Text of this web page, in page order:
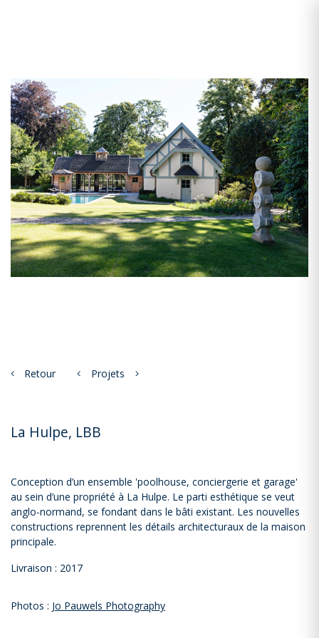
Retour Projets
La Hulpe, LBB
Conception d’un ensemble 'poolhouse, conciergerie et garage'
au sein d’une propriété à La Hulpe. Le parti esthétique se veut
anglo-normand, se fondant dans le bâti existant. Les nouvelles
constructions reprennent les détails architecturaux de la maison
principale.
Livraison : 2017
Photos : Jo Pauwels Photography